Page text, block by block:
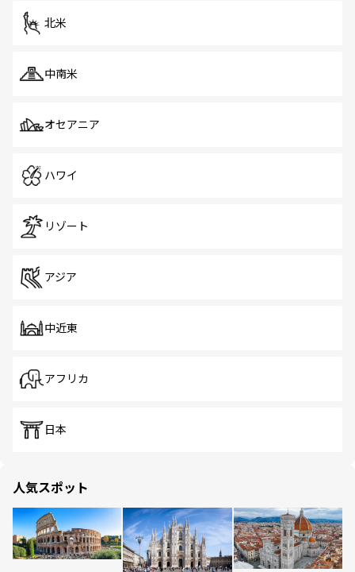
北米
中南米
オセアニア
ハワイ
リゾート
アジア
中近東
アフリカ
日本
人気スポット